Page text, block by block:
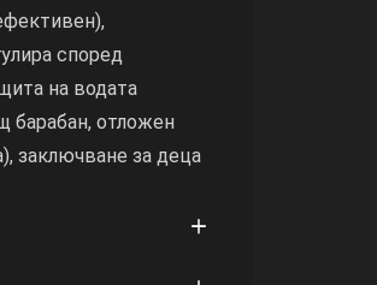
според
на водата
барабан, отложен
заключване за деца